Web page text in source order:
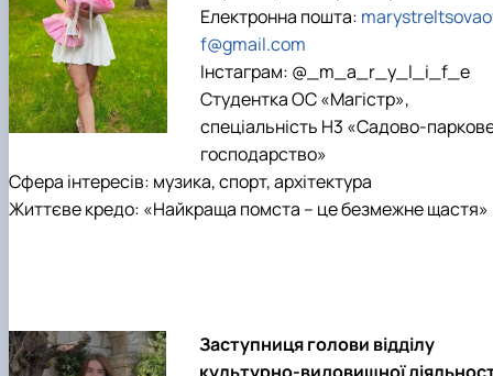
Електронна пошта:
f@gmail.com
Інстаграм: @_m_a_r_y_l_i_f_e
Студентка ОС «Магістр»,
спеціальність Н3 «Садово-
господарство»
Сфера інтересів: музика, спорт, архітектура
Життєве кредо: «Найкраща помста – це безмежне щастя»
Заступниця голови відділу